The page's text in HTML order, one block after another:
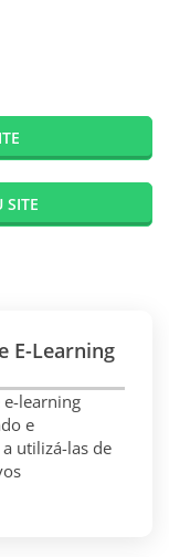
SITE
E-Learning
learning
e
utilizá-las de